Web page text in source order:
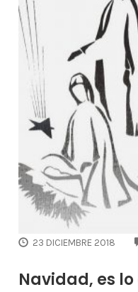
23 DICIEMBRE 2018
Navidad, es